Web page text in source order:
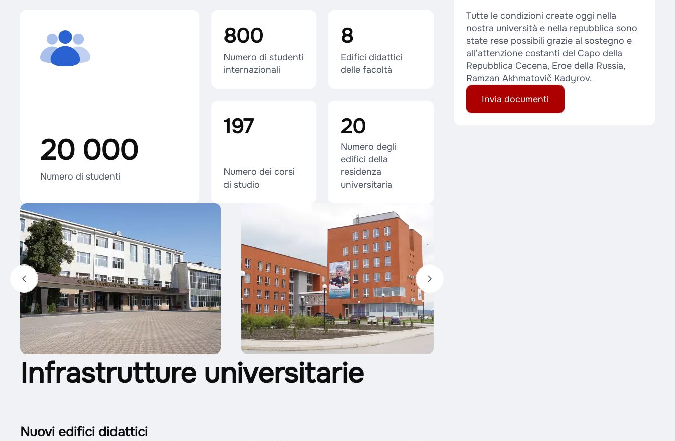
Tutte le condizioni create oggi nella
nostra università e nella repubblica sono
state rese possibili grazie al sostegno e
all’attenzione costanti del Capo della
Repubblica Cecena, Eroe della Russia,
Ramzan Akhmatovič Kadyrov.
Invia documenti
20 000
Numero di studenti
800
Numero di studenti
internazionali
8
Edifici didattici
delle facoltà
197
Numero dei corsi
di studio
20
Numero degli
edifici della
residenza
universitaria
Infrastrutture universitarie
Nuovi edifici didattici